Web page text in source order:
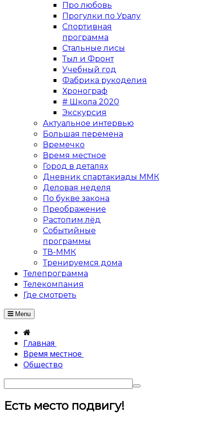
Про любовь
Прогулки по Уралу
Спортивная
программа
Стальные лисы
Тыл и Фронт
Учебный год
Фабрика рукоделия
Хронограф
# Школа 2020
Экскурсия
Актуальное интервью
Большая перемена
Времечко
Время местное
Город в деталях
Дневник спартакиады ММК
Деловая неделя
По букве закона
Преображение
Растопим лёд
Событийные
программы
ТВ-ММК
Тренируемся дома
Телепрограмма
Телекомпания
Где смотреть
Menu
Главная
Время местное
Общество
Есть место подвигу!